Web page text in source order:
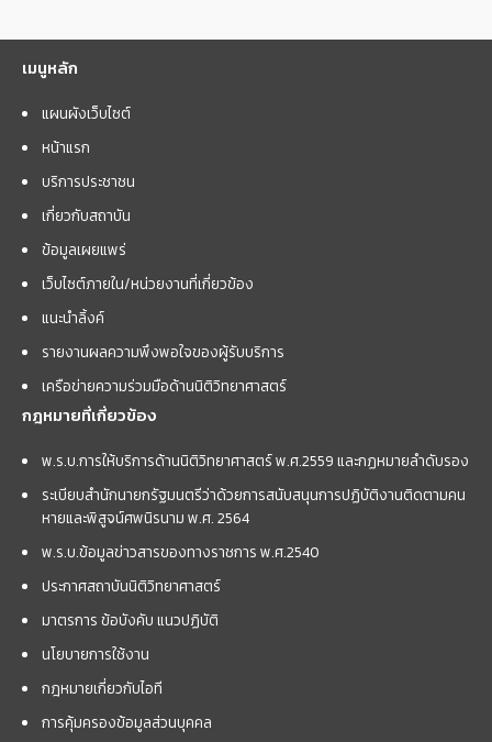
เมนูหลัก
แผนผังเว็บไซต์
หน้าแรก
บริการประชาชน
เกี่ยวกับสถาบัน
ข้อมูลเผยแพร่
เว็บไซต์ภายใน/หน่วยงานที่เกี่ยวข้อง
แนะนำลิ้งค์
รายงานผลความพึงพอใจของผู้รับบริการ
เครือข่ายความร่วมมือด้านนิติวิทยาศาสตร์
กฎหมายที่เกี่ยวข้อง
พ.ร.บ.การให้บริการด้านนิติวิทยาศาสตร์ พ.ศ.2559 และกฏหมายลำดับรอง
ระเบียบสำนักนายกรัฐมนตรีว่าด้วยการสนับสนุนการปฏิบัติงานติดตามคน
หายและพิสูจน์ศพนิรนาม พ.ศ. 2564
พ.ร.บ.ข้อมูลข่าวสารของทางราชการ พ.ศ.2540
ประกาศสถาบันนิติวิทยาศาสตร์
มาตรการ ข้อบังคับ แนวปฏิบัติ
นโยบายการใช้งาน
กฎหมายเกี่ยวกับไอที
การคุ้มครองข้อมูลส่วนบุคคล